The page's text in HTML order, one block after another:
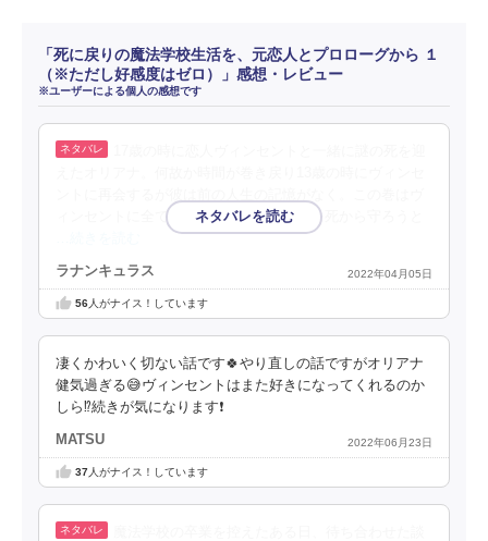
「死に戻りの魔法学校生活を、元恋人とプロローグから １
（※ただし好感度はゼロ）」感想・レビュー
※ユーザーによる個人の感想です
ィンセントに全て忘れられていても、彼を死から守ろうと
ラナンキュラス 2022年04月05日
56人がナイス！しています
凄くかわいく切ない話です🍀やり直しの話ですがオリアナ
健気過ぎる😅ヴィンセントはまた好きになってくれるのか
しら⁉️続きが気になります❗
MATSU 2022年06月23日
37人がナイス！しています